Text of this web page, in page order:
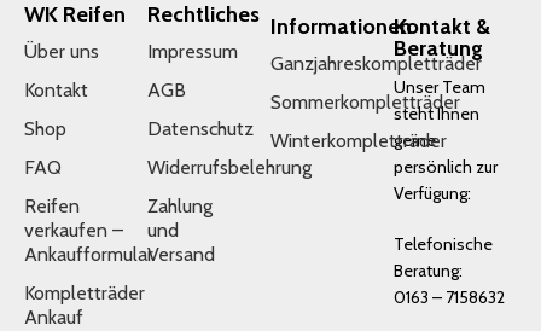
WK Reifen
Über uns
Kontakt
Shop
FAQ
Reifen
verkaufen –
Ankaufformular
Kompletträder
Ankauf
Rechtliches
Impressum
AGB
Datenschutz
Widerrufsbelehrung
Zahlung
und
Versand
Informationen
Ganzjahreskompletträder
Sommerkompletträder
Winterkompletträder
Kontakt &
Beratung
Unser Team
steht Ihnen
gerne
persönlich zur
Verfügung:
Telefonische
Beratung:
0163 – 7158632